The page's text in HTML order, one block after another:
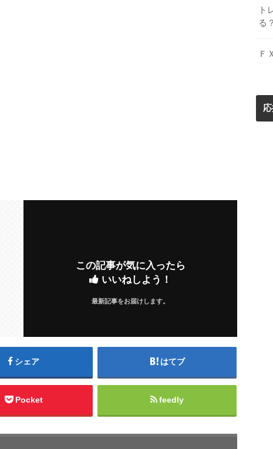
この記事が気に入ったら
いいねしよう！
最新記事をお届けします。
シェア はてブ
Pocket feedly
ト
る？
Ｆ